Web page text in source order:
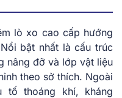
lò xo cao cấp hướng
bật nhất là cấu trúc
nâng đỡ và lớp vật liệu
theo sở thích. Ngoài
tố thoáng khí, kháng